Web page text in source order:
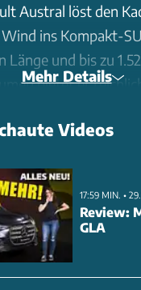
Austral löst den
ins Kompakt-
Länge und bis zu
bietet er
'4-Control Advanced'
Haube arbeiten
vom 48V-
mit 200 PS
zwei große
Bedienelemente
Mehr Details
Videos
17:59 MIN. •
Review:
GLA